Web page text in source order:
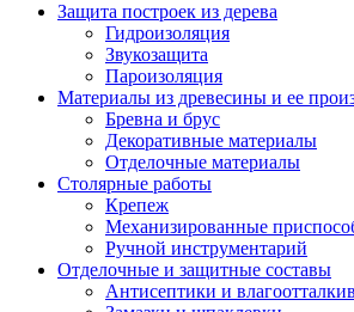
Защита построек из дерева
Гидроизоляция
Звукозащита
Пароизоляция
Материалы из древесины и ее
Бревна и брус
Декоративные материалы
Отделочные материалы
Столярные работы
Крепеж
Механизированные
Ручной инструментарий
Отделочные и защитные составы
Антисептики и